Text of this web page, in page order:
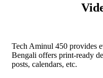
Tech Aminul 450 provides
Bengali offers print-ready
posts, calendars, etc.